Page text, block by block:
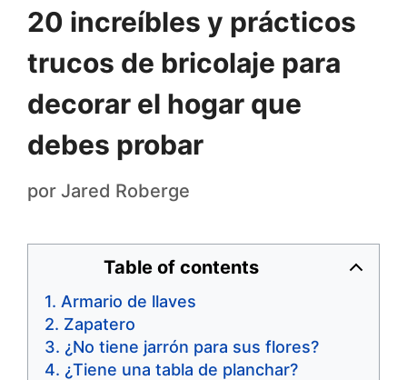
20 increíbles y prácticos
trucos de bricolaje para
decorar el hogar que
debes probar
por Jared Roberge
Table of contents
Armario de llaves
Zapatero
¿No tiene jarrón para sus flores?
¿Tiene una tabla de planchar?